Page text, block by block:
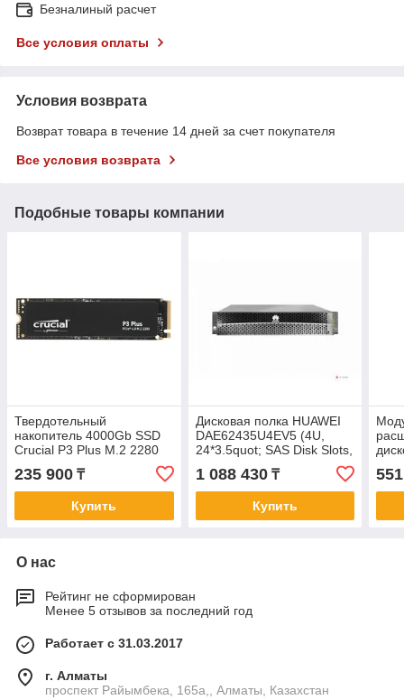
Безналиный расчет
Все условия оплаты
Условия возврата
Возврат товара в течение 14 дней за счет покупателя
Все условия возврата
Подобные товары компании
Твердотельный
накопитель 4000Gb SSD
Crucial P3 Plus M.2 2280
R4800Mb/s W4100MB/s
CT4000P3PSSD8
235 900 ₸
Купить
Дисковая полка HUAWEI
DAE62435U4EV5 (4U,
24*3.5quot; SAS Disk Slots,
4*MiniSAS HD 12Gbs, AC,
02354CDM)
1 088 430₸
Купить
О нас
Рейтинг не сформирован
Менее 5 отзывов за последний год
Работает с 31.03.2017
г. Алматы
проспект Райымбека, 165а,, Алматы, Казахстан